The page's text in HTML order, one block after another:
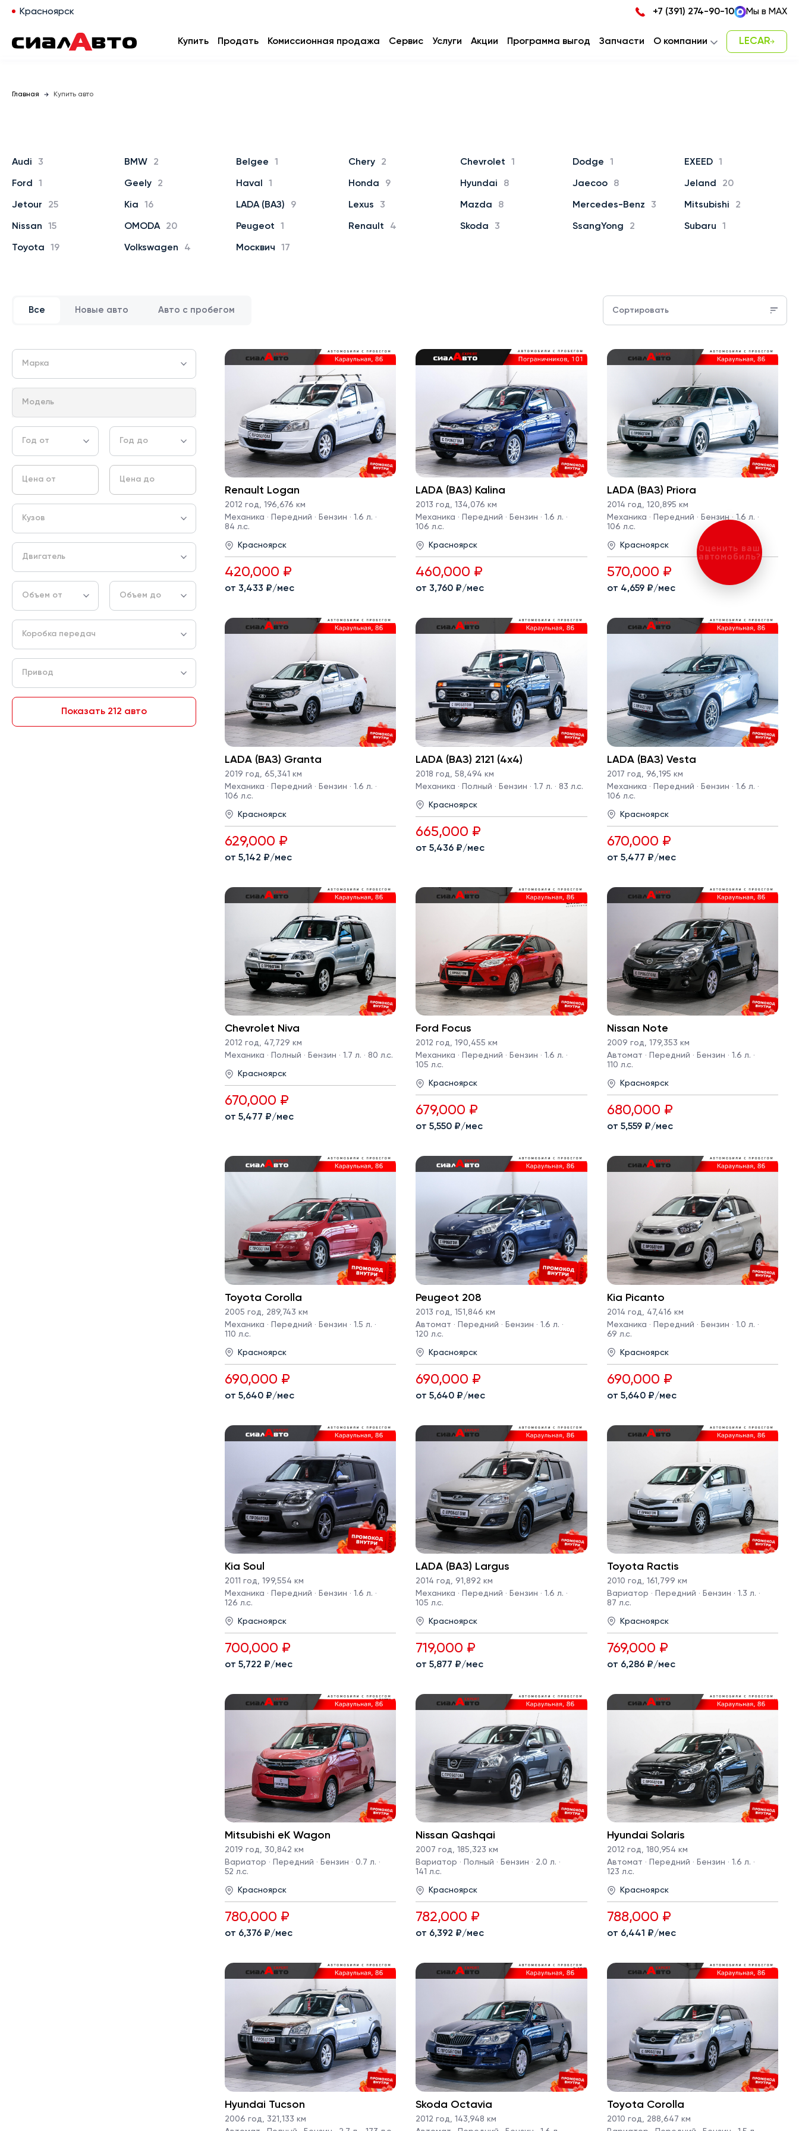
Красноярск +7 (391) 274-90-10 Мы в MAX
Купить Продать Комиссионная продажа Сервис Услуги Акции Программа выгод Запчасти О компании LECAR
Главная Купить авто
Audi 3 BMW 2 Belgee 1 Chery 2 Chevrolet 1 Dodge 1 EXEED 1
Ford 1 Geely 2 Haval 1 Honda 9 Hyundai 8 Jaecoo 8 Jeland 20
Jetour 25 Kia 16 LADA (ВАЗ) 9 Lexus 3 Mazda 8 Mercedes-Benz 3 Mitsubishi 2
Nissan 15 OMODA 20 Peugeot 1 Renault 4 Skoda 3 SsangYong 2 Subaru 1
Toyota 19 Volkswagen 4 Москвич 17
Все Новые авто Авто с пробегом Сортировать
Марка
Модель
Год от Год до
Цена от Цена до
Кузов
Двигатель
Объем от Объем до
Коробка передач
Привод
Показать 212 авто
Renault Logan
2012 год, 196,676 км
Механика · Передний · Бензин · 1.6 л. ·
84 л.с.
Красноярск
420,000 ₽
от 3,433 ₽/мес
LADA (ВАЗ) Kalina
2013 год, 134,076 км
Механика · Передний · Бензин · 1.6 л. ·
106 л.с.
Красноярск
460,000 ₽
от 3,760 ₽/мес
LADA (ВАЗ) Priora
2014 год, 120,895 км
Механика · Передний · Бензин · 1.6 л. ·
106 л.с.
Красноярск
570,000 ₽
от 4,659 ₽/мес
LADA (ВАЗ) Granta
2019 год
65,341 км
Механика · Передний · Бензин · 1.6 л. ·
106 л.с.
Красноярск
629,000 ₽
от 5,142 ₽/мес
LADA (ВАЗ) 2121 (4x4)
2018 год
58,494 км
Механика · Полный · Бензин · 1.7 л. · 83 л.с.
Красноярск
665,000 ₽
от 5,436 ₽/мес
LADA (ВАЗ) Vesta
2017 год
96,195 км
Механика · Передний · Бензин · 1.6 л. ·
106 л.с.
Красноярск
670,000 ₽
от 5,477 ₽/мес
Chevrolet Niva
2012 год, 47,729 км
Механика · Полный · Бензин · 1.7 л. · 80 л.с.
Красноярск
670,000 ₽
от 5,477 ₽/мес
Ford Focus
2012 год, 190,455 км
Механика · Передний · Бензин · 1.6 л. ·
105 л.с.
Красноярск
679,000 ₽
от 5,550 ₽/мес
Nissan Note
2009 год, 179,353 км
Автомат · Передний · Бензин · 1.6 л. ·
110 л.с.
Красноярск
680,000 ₽
от 5,559 ₽/мес
Toyota Corolla
2005 год
289,743 км
Механика · Передний · Бензин · 1.5 л. ·
110 л.с.
Красноярск
690,000 ₽
от 5,640 ₽/мес
Peugeot 208
2013 год
151,846 км
Автомат · Передний · Бензин · 1.6 л. ·
120 л.с.
Красноярск
690,000 ₽
от 5,640 ₽/мес
Kia Picanto
2014 год
47,416 км
Механика · Передний · Бензин · 1.0 л. ·
69 л.с.
Красноярск
690,000 ₽
от 5,640 ₽/мес
Kia Soul
2011 год, 199,554 км
Механика · Передний · Бензин · 1.6 л. ·
126 л.с.
Красноярск
700,000 ₽
от 5,722 ₽/мес
LADA (ВАЗ) Largus
2014 год, 91,892 км
Механика · Передний · Бензин · 1.6 л. ·
105 л.с.
Красноярск
719,000 ₽
от 5,877 ₽/мес
Toyota Ractis
2010 год, 161,799 км
Вариатор · Передний · Бензин · 1.3 л. ·
87 л.с.
Красноярск
769,000 ₽
от 6,286 ₽/мес
Mitsubishi eK Wagon
2019 год, 30,842 км
Вариатор · Передний · Бензин · 0.7 л. ·
52 л.с.
Красноярск
780,000 ₽
от 6,376 ₽/мес
Nissan Qashqai
2007 год, 185,323 км
Вариатор · Полный · Бензин · 2.0 л. ·
141 л.с.
Красноярск
782,000 ₽
от 6,392 ₽/мес
Hyundai Solaris
2012 год, 180,954 км
Автомат · Передний · Бензин · 1.6 л. ·
123 л.с.
Красноярск
788,000 ₽
от 6,441 ₽/мес
Hyundai Tucson
2006 год
321,133 км
Skoda Octavia
2012 год
143,948 км
Toyota Corolla
2010 год
288,647 км
Оценить ваш
автомобиль?